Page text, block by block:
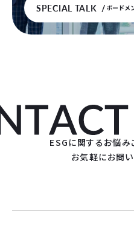
SPECIAL TALK ボードメ
ESGに関するお悩み
お気軽にお問い